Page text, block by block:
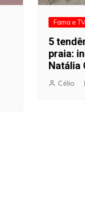
Fama e TV
5
praia:
Natália
Célio